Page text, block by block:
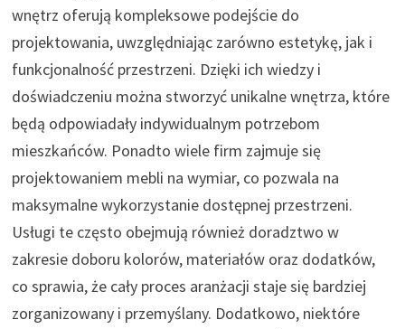
wnętrz oferują kompleksowe podejście do
projektowania, uwzględniając zarówno estetykę, jak i
funkcjonalność przestrzeni. Dzięki ich wiedzy i
doświadczeniu można stworzyć unikalne wnętrza, które
będą odpowiadały indywidualnym potrzebom
mieszkańców. Ponadto wiele firm zajmuje się
projektowaniem mebli na wymiar, co pozwala na
maksymalne wykorzystanie dostępnej przestrzeni.
Usługi te często obejmują również doradztwo w
zakresie doboru kolorów, materiałów oraz dodatków,
co sprawia, że cały proces aranżacji staje się bardziej
zorganizowany i przemyślany. Dodatkowo, niektóre